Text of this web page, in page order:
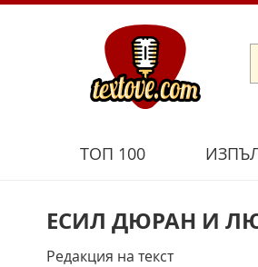
ТОП 100
ЕСИЛ ДЮРАН И
Редакция на текст